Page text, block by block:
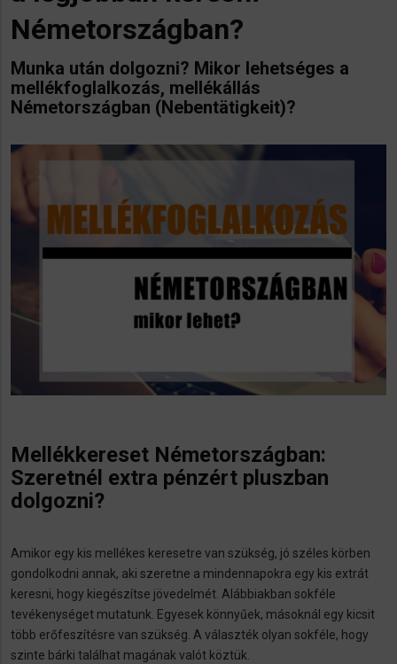
Németországban?
Munka után dolgozni? Mikor lehetséges a
mellékfoglalkozás, mellékállás
Németországban (Nebentätigkeit)?
Mellékkereset Németországban:
Szeretnél extra pénzért pluszban
dolgozni?
Amikor egy kis mellékes keresetre van szükség, jó széles körben
gondolkodni annak, aki szeretne a mindennapokra egy kis extrát
keresni, hogy kiegészítse jövedelmét. Alábbiakban sokféle
tevékenységet mutatunk. Egyesek könnyűek, másoknál egy kicsit
több erőfeszítésre van szükség. A választék olyan sokféle, hogy
szinte bárki találhat magának valót köztük.